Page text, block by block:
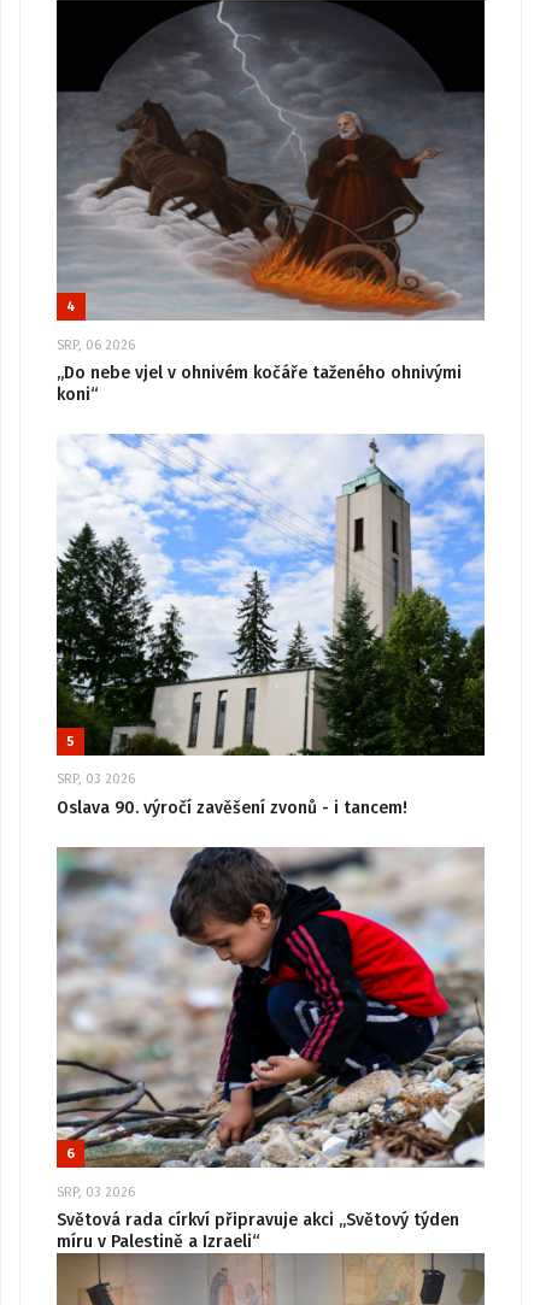
4
SRP, 06 2026
„Do nebe vjel v ohnivém kočáře taženého ohnivými
koni“
5
SRP, 03 2026
Oslava 90. výročí zavěšení zvonů - i tancem!
6
SRP, 03 2026
Světová rada církví připravuje akci „Světový týden
míru v Palestině a Izraeli“